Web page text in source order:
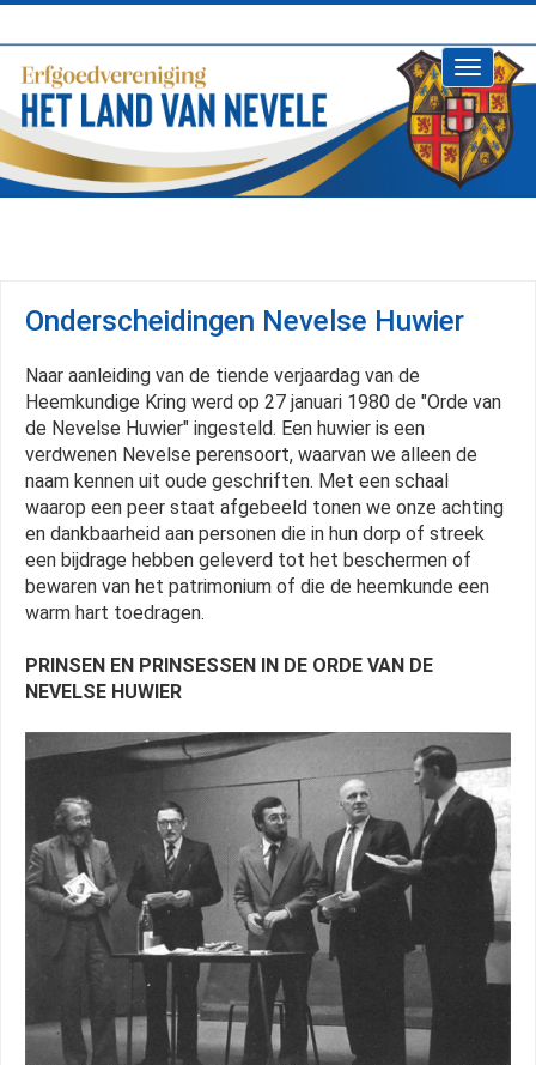
Toggle
Onderscheidingen Nevelse Huwier
Naar aanleiding van de tiende verjaardag van de
Heemkundige Kring werd op 27 januari 1980 de "Orde van
de Nevelse Huwier" ingesteld. Een huwier is een
verdwenen Nevelse perensoort, waarvan we alleen de
naam kennen uit oude geschriften. Met een schaal
waarop een peer staat afgebeeld tonen we onze achting
en dankbaarheid aan personen die in hun dorp of streek
een bijdrage hebben geleverd tot het beschermen of
bewaren van het patrimonium of die de heemkunde een
warm hart toedragen.
PRINSEN EN PRINSESSEN IN DE ORDE VAN DE
NEVELSE HUWIER